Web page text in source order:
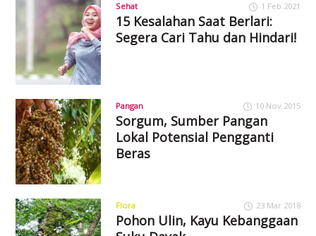
Sehat 1 Feb 2021
15 Kesalahan Saat Berlari:
Segera Cari Tahu dan Hindari!
Pangan 10 Nov 2015
Sorgum, Sumber Pangan
Lokal Potensial Pengganti
Beras
Flora 23 Mar 2018
Pohon Ulin, Kayu Kebanggaan